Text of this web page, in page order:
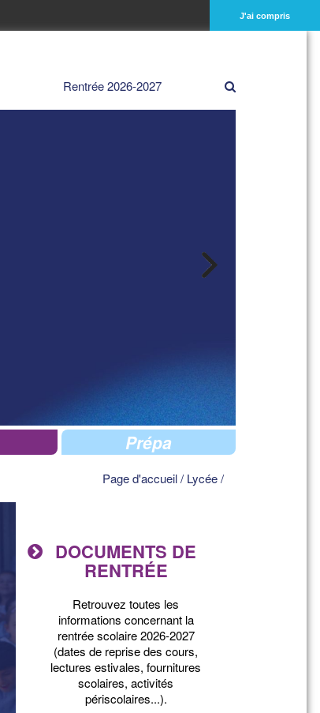
J'ai compris
Rentrée 2026-2027
Prépa
Page d'accueil/ Lycée/
DOCUMENTS DE
RENTRÉE
Retrouvez toutes les
informations concernant la
rentrée scolaire 2026-2027
(dates de reprise des cours,
lectures estivales, fournitures
scolaires, activités
périscolaires...).